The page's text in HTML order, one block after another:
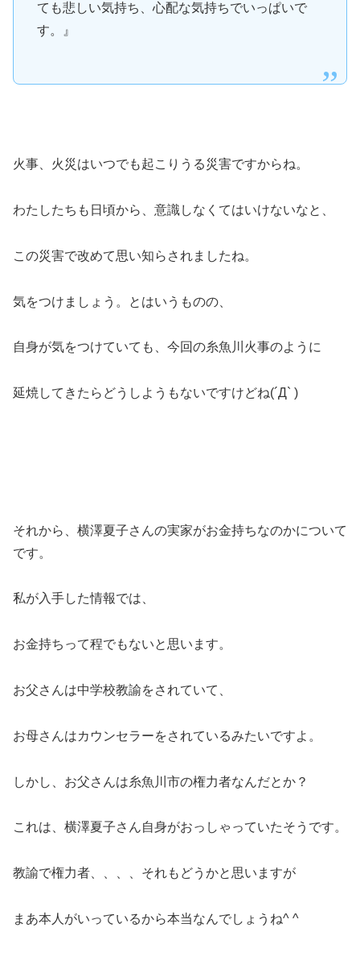
ても悲しい気持ち、心配な気持ちでいっぱいで
す。』
火事、火災はいつでも起こりうる災害ですからね。
わたしたちも日頃から、意識しなくてはいけないなと、
この災害で改めて思い知らされましたね。
気をつけましょう。とはいうものの、
自身が気をつけていても、今回の糸魚川火事のように
延焼してきたらどうしようもないですけどね(´Д` )
それから、横澤夏子さんの実家がお金持ちなのかについて
です。
私が入手した情報では、
お金持ちって程でもないと思います。
お父さんは中学校教諭をされていて、
お母さんはカウンセラーをされているみたいですよ。
しかし、お父さんは糸魚川市の権力者なんだとか？
これは、横澤夏子さん自身がおっしゃっていたそうです。
教諭で権力者、、、、それもどうかと思いますが
まあ本人がいっているから本当なんでしょうね^ ^